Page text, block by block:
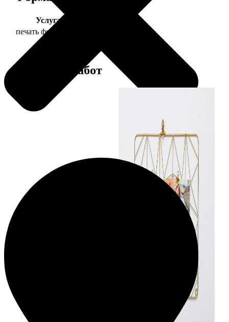
Услуга
печать фото 30х40
Примеры работ